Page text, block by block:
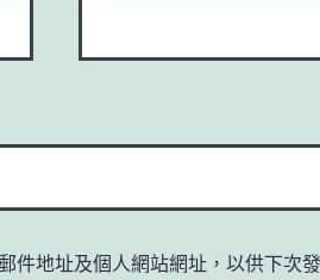
件地址及個人網站網址，以供下次